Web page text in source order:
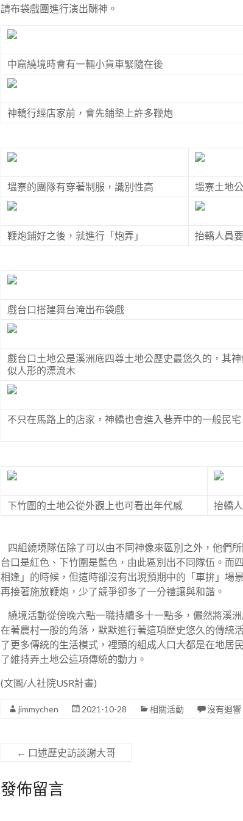
請布袋戲團進行演出酬神。
中窟繞境時會有一輛小貨車緊隨在後
神轎行經店家前，會先鋪墊上許多鞭炮
塭寮的團隊有穿著制服，識別性高 塭寮土地
鞭炮鋪好之後，就進行「炮弄」 抬轎人員
戲台口搭建舞台淹出布袋戲
戲台口土地公是溪洲底四尊土地公歷史最悠久的，其
似人形的漂流木
不只在馬路上的店家，神轎也會進入巷弄中的一般民宅
下竹圍的土地公從外觀上也可看出年代感 抬轎
四組繞境隊伍除了可以由不同神像來區別之外，他們
台口是紅色、下竹圍是藍色，由此區別出不同隊伍。而
相逢」的時候，但這時卻沒有出現預期中的「車拚」場
再接著施放鞭炮，少了競爭卻多了一分禮讓與和諧。
繞境活動從傍晚六點一職持續多十一點多，儼然將溪
在著農村一般的角落，默默進行著這項歷史悠久的傳統
了更多傳統的生活模式，裡頭的組成人口大都是在地居
了維持弄土地公這項傳統的動力。
(文圖/人社院USR計畫)
jimmychen 2021-10-28 相關活動 沒有迴響
← 口述歷史訪談謝大哥
發佈留言